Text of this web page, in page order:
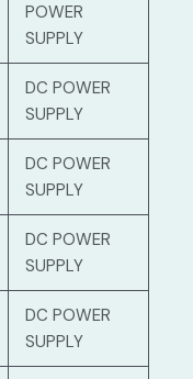
POWER
SUPPLY
DC POWER
SUPPLY
DC POWER
SUPPLY
DC POWER
SUPPLY
DC POWER
SUPPLY